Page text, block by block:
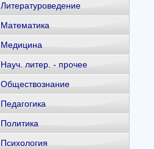
Литературоведение
Математика
Медицина
Науч. литер. - прочее
Обществознание
Педагогика
Политика
Психология